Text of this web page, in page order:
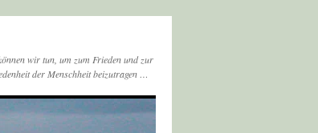
wir tun, um zum Frieden und zur
der Menschheit beizutragen …